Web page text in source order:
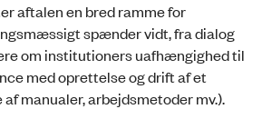
aftalen en bred ramme for
spænder vidt, fra dialog
om institutioners uafhængighed til
med oprettelse og drift af et
manualer, arbejdsmetoder mv.).